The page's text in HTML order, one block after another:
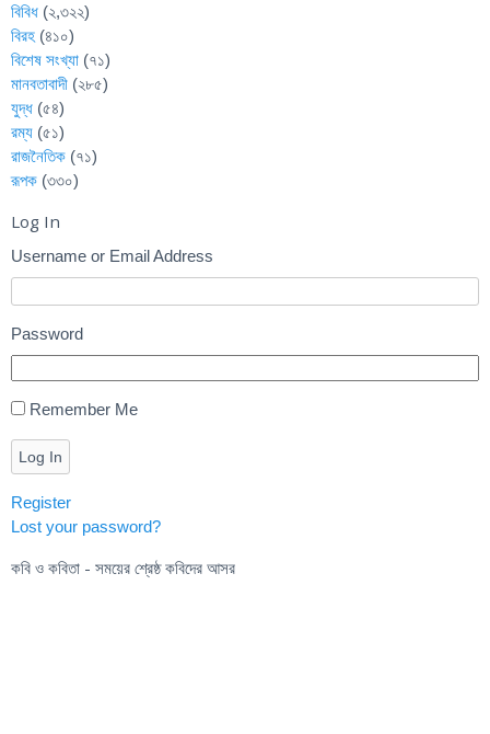
বিবিধ (২,৩২২)
বিরহ (৪১০)
বিশেষ সংখ্যা (৭১)
মানবতাবাদী (২৮৫)
যুদ্ধ (৫৪)
রম্য (৫১)
রাজনৈতিক (৭১)
রূপক (৩৩০)
Log In
Username or Email Address
Password
Remember Me
Log In
Register
Lost your password?
কবি ও কবিতা - সময়ের শ্রেষ্ঠ কবিদের আসর